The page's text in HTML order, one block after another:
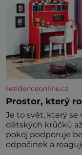
rezidenceonline.cz
Prostor, který
Je to svět, který
dětských krůčků
pokoj podporuje
odpočinek a